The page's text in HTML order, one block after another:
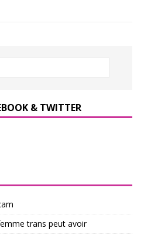
& TWITTER
trans peut avoir